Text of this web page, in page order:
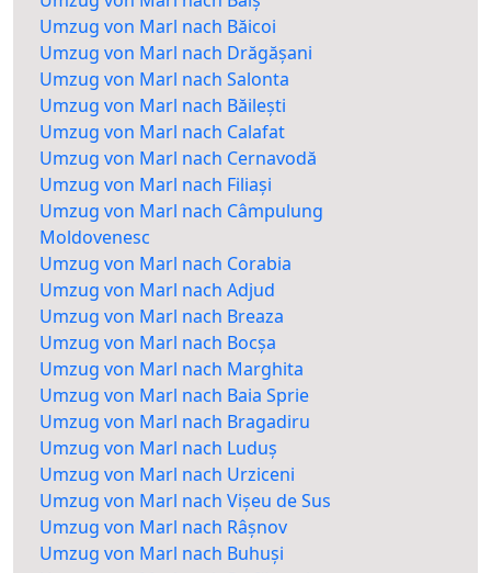
Umzug von Marl nach Băicoi
Umzug von Marl nach Drăgășani
Umzug von Marl nach Salonta
Umzug von Marl nach Băilești
Umzug von Marl nach Calafat
Umzug von Marl nach Cernavodă
Umzug von Marl nach Filiași
Umzug von Marl nach Câmpulung
Moldovenesc
Umzug von Marl nach Corabia
Umzug von Marl nach Adjud
Umzug von Marl nach Breaza
Umzug von Marl nach Bocșa
Umzug von Marl nach Marghita
Umzug von Marl nach Baia Sprie
Umzug von Marl nach Bragadiru
Umzug von Marl nach Luduș
Umzug von Marl nach Urziceni
Umzug von Marl nach Vișeu de Sus
Umzug von Marl nach Râșnov
Umzug von Marl nach Buhuși